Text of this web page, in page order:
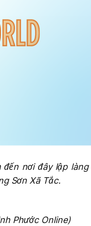
nơi đây lập
Sơn Xã Tắc.
Phước Online)